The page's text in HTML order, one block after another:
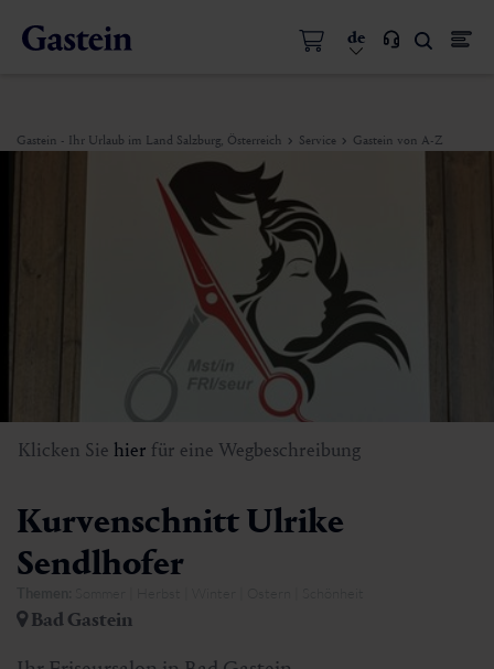
de
Gastein - Ihr Urlaub im Land Salzburg, Österreich Service Gastein von A-Z
Klicken Sie hier für eine Wegbeschreibung
Kurvenschnitt Ulrike
Sendlhofer
Bad Gastein